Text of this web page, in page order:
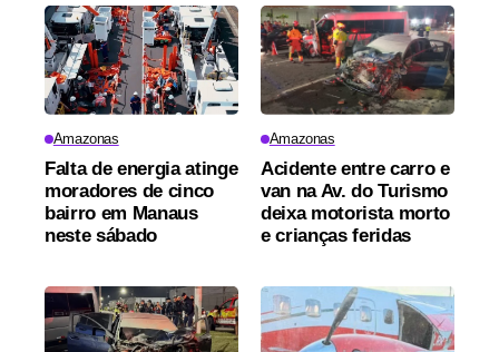
Amazonas
Falta de energia atinge
moradores de cinco
bairro em Manaus
neste sábado
Amazonas
Acidente entre carro e
van na Av. do Turismo
deixa motorista morto
e crianças feridas